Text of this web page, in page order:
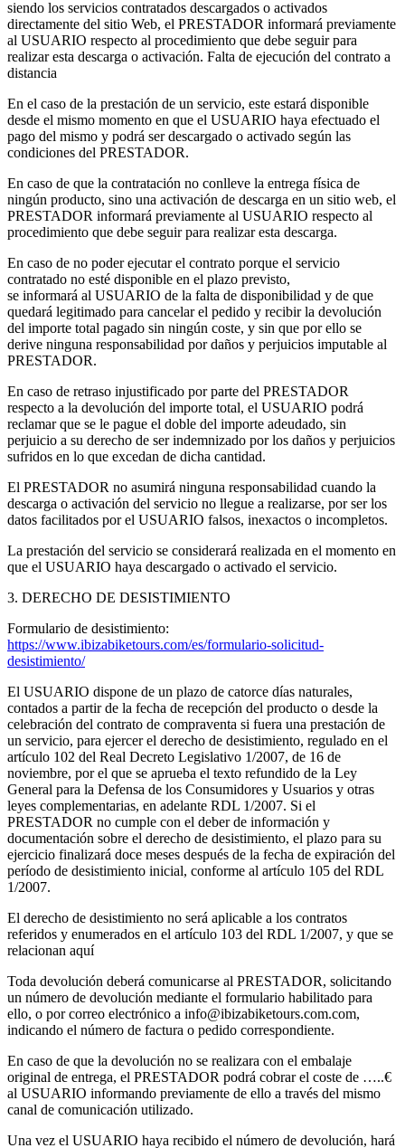
siendo los servicios contratados descargados o activados
directamente del sitio Web, el PRESTADOR informará previamente
al USUARIO respecto al procedimiento que debe seguir para
realizar esta descarga o activación. Falta de ejecución del contrato a
distancia
En el caso de la prestación de un servicio, este estará disponible
desde el mismo momento en que el USUARIO haya efectuado el
pago del mismo y podrá ser descargado o activado según las
condiciones del PRESTADOR.
En caso de que la contratación no conlleve la entrega física de
ningún producto, sino una activación de descarga en un sitio web, el
PRESTADOR informará previamente al USUARIO respecto al
procedimiento que debe seguir para realizar esta descarga.
En caso de no poder ejecutar el contrato porque el servicio
contratado no esté disponible en el plazo previsto,
se informará al USUARIO de la falta de disponibilidad y de que
quedará legitimado para cancelar el pedido y recibir la devolución
del importe total pagado sin ningún coste, y sin que por ello se
derive ninguna responsabilidad por daños y perjuicios imputable al
PRESTADOR.
En caso de retraso injustificado por parte del PRESTADOR
respecto a la devolución del importe total, el USUARIO podrá
reclamar que se le pague el doble del importe adeudado, sin
perjuicio a su derecho de ser indemnizado por los daños y perjuicios
sufridos en lo que excedan de dicha cantidad.
El PRESTADOR no asumirá ninguna responsabilidad cuando la
descarga o activación del servicio no llegue a realizarse, por ser los
datos facilitados por el USUARIO falsos, inexactos o incompletos.
La prestación del servicio se considerará realizada en el momento en
que el USUARIO haya descargado o activado el servicio.
3. DERECHO DE DESISTIMIENTO
Formulario de desistimiento:
https://www.ibizabiketours.com/es/formulario-solicitud-
desistimiento/
El USUARIO dispone de un plazo de catorce días naturales,
contados a partir de la fecha de recepción del producto o desde la
celebración del contrato de compraventa si fuera una prestación de
un servicio, para ejercer el derecho de desistimiento, regulado en el
artículo 102 del Real Decreto Legislativo 1/2007, de 16 de
noviembre, por el que se aprueba el texto refundido de la Ley
General para la Defensa de los Consumidores y Usuarios y otras
leyes complementarias, en adelante RDL 1/2007. Si el
PRESTADOR no cumple con el deber de información y
documentación sobre el derecho de desistimiento, el plazo para su
ejercicio finalizará doce meses después de la fecha de expiración del
período de desistimiento inicial, conforme al artículo 105 del RDL
1/2007.
El derecho de desistimiento no será aplicable a los contratos
referidos y enumerados en el artículo 103 del RDL 1/2007, y que se
relacionan aquí
Toda devolución deberá comunicarse al PRESTADOR, solicitando
un número de devolución mediante el formulario habilitado para
ello, o por correo electrónico a info@ibizabiketours.com.com,
indicando el número de factura o pedido correspondiente.
En caso de que la devolución no se realizara con el embalaje
original de entrega, el PRESTADOR podrá cobrar el coste de …..€
al USUARIO informando previamente de ello a través del mismo
canal de comunicación utilizado.
Una vez el USUARIO haya recibido el número de devolución, hará